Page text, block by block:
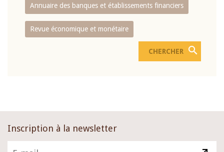
Annuaire des banques et établissements financiers
Revue économique et monétaire
Inscription à la newsletter